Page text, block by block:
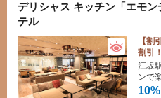
デリシャス キッチン「エモ
テル
【割
割引
江坂
ンで